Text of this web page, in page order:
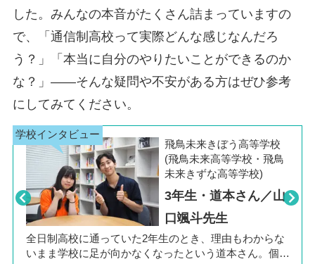
した。みんなの本音がたくさん詰まっていますの
で、「通信制高校って実際どんな感じなんだろ
う？」「本当に自分のやりたいことができるのか
な？」――そんな疑問や不安がある方はぜひ参考
にしてみてください。
Pre
viou
s
飛鳥未来きぼう高等学校
(飛鳥未来高等学校・飛鳥
未来きずな高等学校)
3年生・道本さん／山
口颯斗先生
全日制高校に通っていた2年生のとき、理由もわからな
いまま学校に足が向かなくなったという道本さん。個別